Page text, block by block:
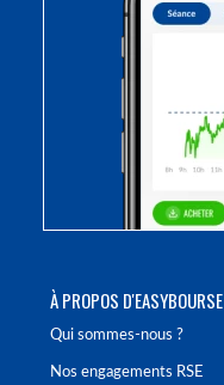
À PROPOS D'EASYBOURSE
Qui sommes-nous ?
Nos engagements RSE